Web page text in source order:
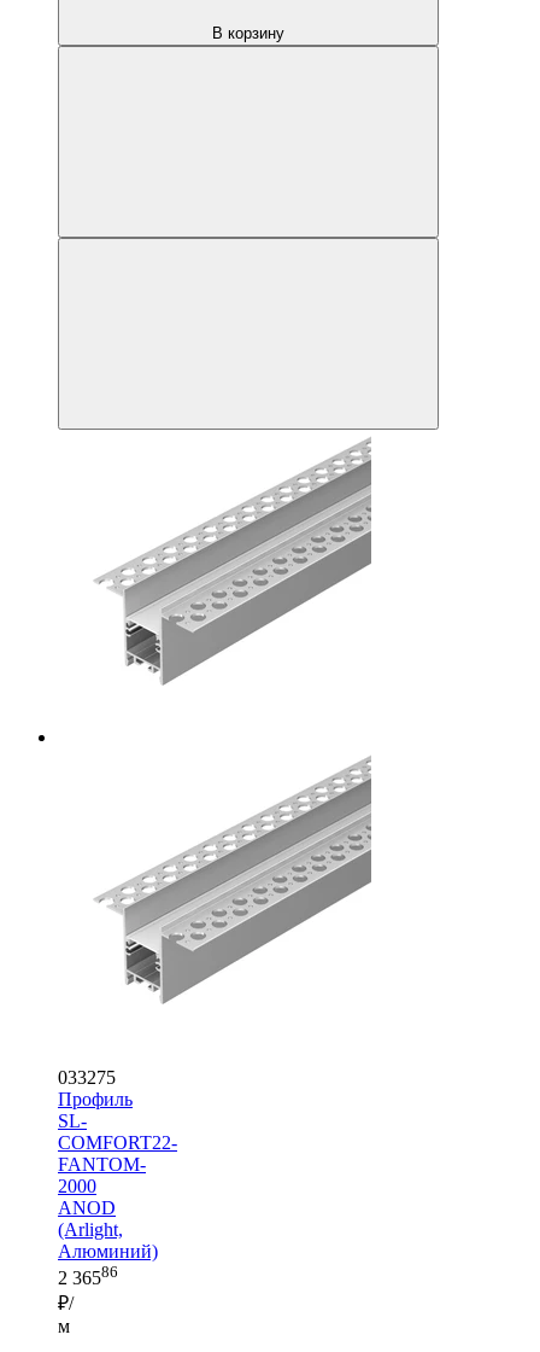
В корзину
033275
Профиль
SL-
COMFORT22-
FANTOM-
2000
ANOD
(Arlight,
Алюминий)
2 36586
₽/
м